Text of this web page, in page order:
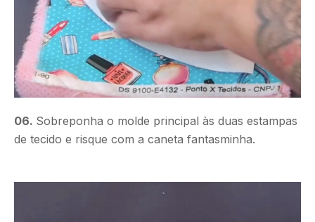
06. Sobreponha o molde principal às duas estampas
de tecido e risque com a caneta fantasminha.